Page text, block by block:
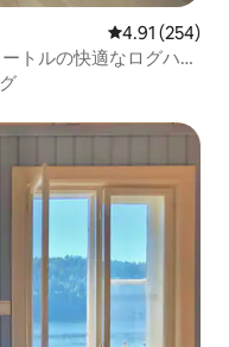
レビュー254
4.91 (254)
トルの快適なログハウ